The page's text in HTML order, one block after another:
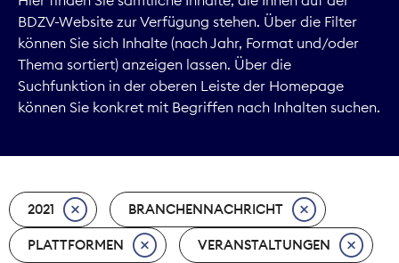
Digitales
Kommunikation
Marktdaten
Nachhaltigkeit
Nachwuchs
BDZV-Website zur Verfügung stehen. Über die Filter
können Sie sich Inhalte (nach Jahr, Format und/oder
Thema sortiert) anzeigen lassen. Über die
Suchfunktion in der oberen Leiste der Homepage
können Sie konkret mit Begriffen nach Inhalten suchen.
2021 BRANCHENNACHRICHT
PLATTFORMEN VERANSTALTUNGEN